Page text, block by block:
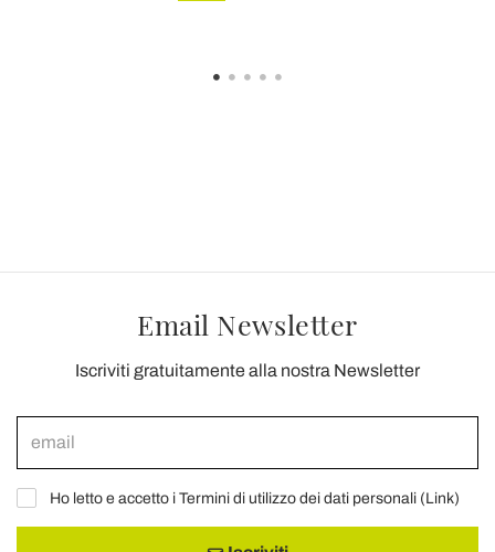
Email Newsletter
Iscriviti gratuitamente alla nostra Newsletter
Ho letto e accetto i Termini di utilizzo dei dati personali (Link)